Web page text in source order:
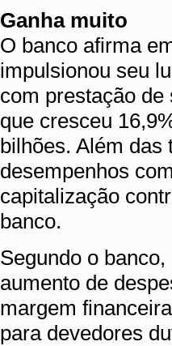
Ganha muito
O banco afirma
impulsionou seu
com prestação
que cresceu
bilhões. Além das
desempenhos
capitalização
banco.
Segundo o
aumento de
margem
para devedores